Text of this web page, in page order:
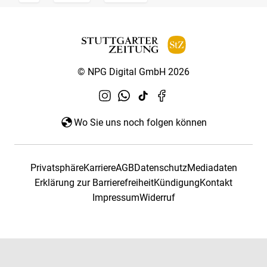
© NPG Digital GmbH 2026
Wo Sie uns noch folgen können
PrivatsphäreKarriereAGBDatenschutzMediadaten
Erklärung zur BarrierefreiheitKündigungKontakt
ImpressumWiderruf